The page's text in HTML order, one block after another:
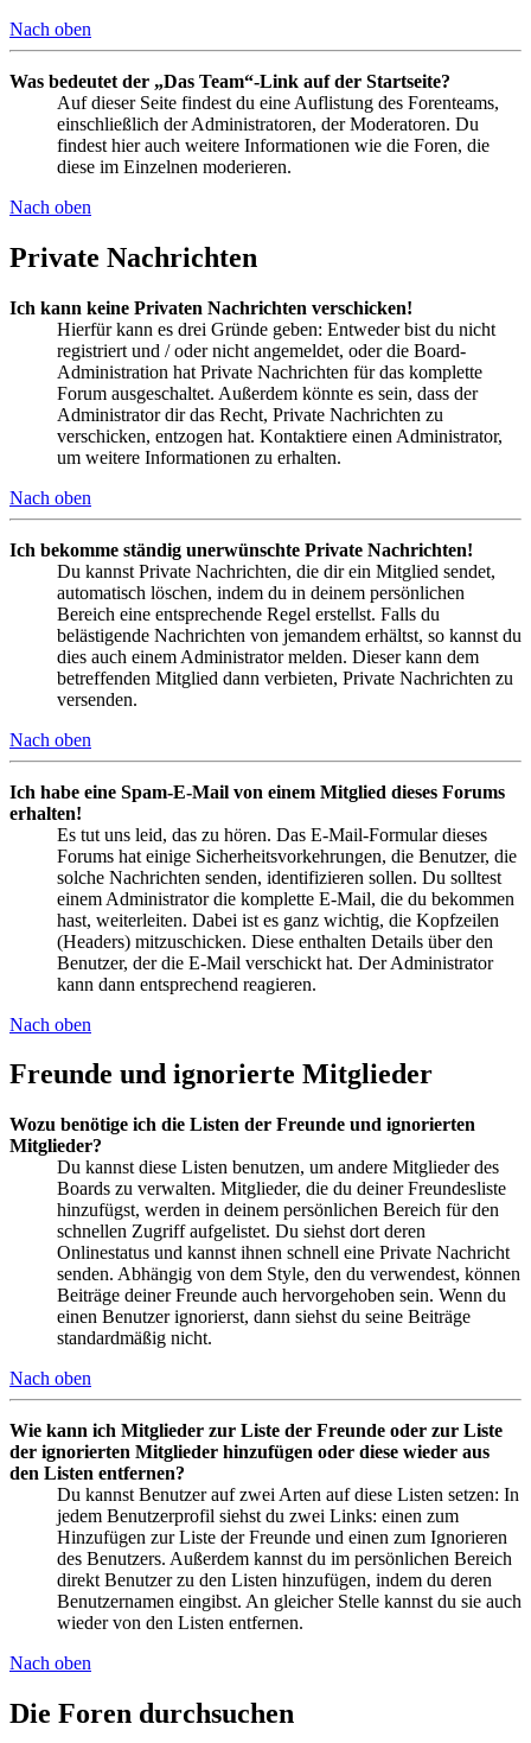
Nach oben
Was bedeutet der „Das Team“-Link auf der Startseite?
Auf dieser Seite findest du eine Auflistung des Forenteams,
einschließlich der Administratoren, der Moderatoren. Du
findest hier auch weitere Informationen wie die Foren, die
diese im Einzelnen moderieren.
Nach oben
Private Nachrichten
Ich kann keine Privaten Nachrichten verschicken!
Hierfür kann es drei Gründe geben: Entweder bist du nicht
registriert und / oder nicht angemeldet, oder die Board-
Administration hat Private Nachrichten für das komplette
Forum ausgeschaltet. Außerdem könnte es sein, dass der
Administrator dir das Recht, Private Nachrichten zu
verschicken, entzogen hat. Kontaktiere einen Administrator,
um weitere Informationen zu erhalten.
Nach oben
Ich bekomme ständig unerwünschte Private Nachrichten!
Du kannst Private Nachrichten, die dir ein Mitglied sendet,
automatisch löschen, indem du in deinem persönlichen
Bereich eine entsprechende Regel erstellst. Falls du
belästigende Nachrichten von jemandem erhältst, so kannst du
dies auch einem Administrator melden. Dieser kann dem
betreffenden Mitglied dann verbieten, Private Nachrichten zu
versenden.
Nach oben
Ich habe eine Spam-E-Mail von einem Mitglied dieses Forums
erhalten!
Es tut uns leid, das zu hören. Das E-Mail-Formular dieses
Forums hat einige Sicherheitsvorkehrungen, die Benutzer, die
solche Nachrichten senden, identifizieren sollen. Du solltest
einem Administrator die komplette E-Mail, die du bekommen
hast, weiterleiten. Dabei ist es ganz wichtig, die Kopfzeilen
(Headers) mitzuschicken. Diese enthalten Details über den
Benutzer, der die E-Mail verschickt hat. Der Administrator
kann dann entsprechend reagieren.
Nach oben
Freunde und ignorierte Mitglieder
Wozu benötige ich die Listen der Freunde und ignorierten
Mitglieder?
Du kannst diese Listen benutzen, um andere Mitglieder des
Boards zu verwalten. Mitglieder, die du deiner Freundesliste
hinzufügst, werden in deinem persönlichen Bereich für den
schnellen Zugriff aufgelistet. Du siehst dort deren
Onlinestatus und kannst ihnen schnell eine Private Nachricht
senden. Abhängig von dem Style, den du verwendest, können
Beiträge deiner Freunde auch hervorgehoben sein. Wenn du
einen Benutzer ignorierst, dann siehst du seine Beiträge
standardmäßig nicht.
Nach oben
Wie kann ich Mitglieder zur Liste der Freunde oder zur Liste
der ignorierten Mitglieder hinzufügen oder diese wieder aus
den Listen entfernen?
Du kannst Benutzer auf zwei Arten auf diese Listen setzen: In
jedem Benutzerprofil siehst du zwei Links: einen zum
Hinzufügen zur Liste der Freunde und einen zum Ignorieren
des Benutzers. Außerdem kannst du im persönlichen Bereich
direkt Benutzer zu den Listen hinzufügen, indem du deren
Benutzernamen eingibst. An gleicher Stelle kannst du sie auch
wieder von den Listen entfernen.
Nach oben
Die Foren durchsuchen